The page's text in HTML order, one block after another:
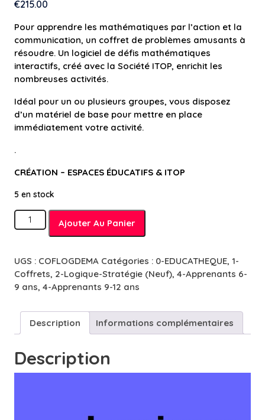
€215.00
Pour apprendre les mathématiques par l’action et la
communication, un coffret de problèmes amusants à
résoudre. Un logiciel de défis mathématiques
interactifs, créé avec la Société ITOP, enrichit les
nombreuses activités.
Idéal pour un ou plusieurs groupes, vous disposez
d’un matériel de base pour mettre en place
immédiatement votre activité.
.
CRÉATION – ESPACES ÉDUCATIFS & ITOP
5 en stock
quantité
de
&
Logiciel
-
13
Ajouter Au Panier
UGS : COFLOGDEMA Catégories : 0-EDUCATHEQUE, 1-
Coffrets, 2-Logique-Stratégie (Neuf), 4-Apprenants 6-
9 ans, 4-Apprenants 9-12 ans
Description Informations complémentaires
Description